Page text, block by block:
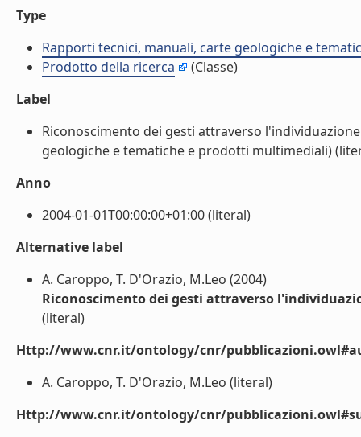
Type
Rapporti tecnici, manuali, carte geologiche e
Prodotto della ricerca
(Classe)
Label
Riconoscimento dei gesti attraverso
geologiche e tematiche e prodotti multimediali)
Anno
2004-01-01T00:00:00+01:00 (literal)
Alternative label
A. Caroppo, T. D'Orazio, M.Leo (2004)
Riconoscimento dei gesti attraverso
(literal)
Http://www.cnr.it/ontology/cnr/
A. Caroppo, T. D'Orazio, M.Leo (literal)
Http://www.cnr.it/ontology/cnr/